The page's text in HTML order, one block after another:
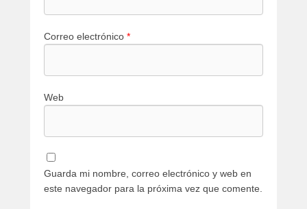
Correo electrónico *
Web
Guarda mi nombre, correo electrónico y web en
este navegador para la próxima vez que comente.